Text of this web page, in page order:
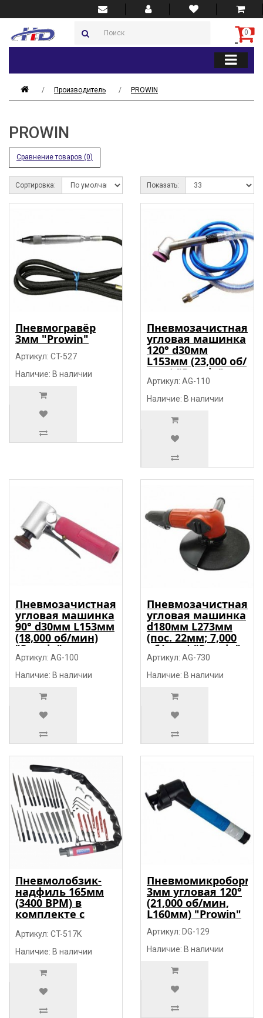
0
Производитель PROWIN
PROWIN
Сравнение товаров (0)
Сортировка: Показать:
Пневмогравёр
3мм "Prowin"
Артикул: CT-527
Наличие: В наличии
Пневмозачистная
угловая машинка
120° d30мм
L153мм (23,000 об/
мин) "Prowin"
Артикул: AG-110
Наличие: В наличии
Пневмозачистная
угловая машинка
90° d30мм L153мм
(18,000 об/мин)
"Prowin"
Артикул: AG-100
Наличие: В наличии
Пневмозачистная
угловая машинка
d180мм L273мм
(пос. 22мм; 7,000
об/мин) "Prowin"
Артикул: AG-730
Наличие: В наличии
Пневмолобзик-
надфиль 165мм
(3400 BPM) в
комплекте с
надфелями,
набор 32пр.
"Prowin"
Артикул: CT-517K
Наличие: В наличии
3мм угловая 120°
(21,000 об/мин,
L160мм) "Prowin"
Артикул: DG-129
Наличие: В наличии